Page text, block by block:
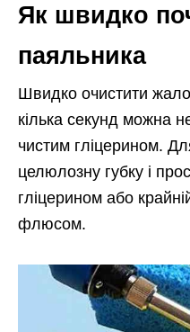
Як швидко
паяльника
Швидко очистити
кілька секунд можна
чистим гліцерином.
целюлозну губку і
гліцерином або
флюсом.